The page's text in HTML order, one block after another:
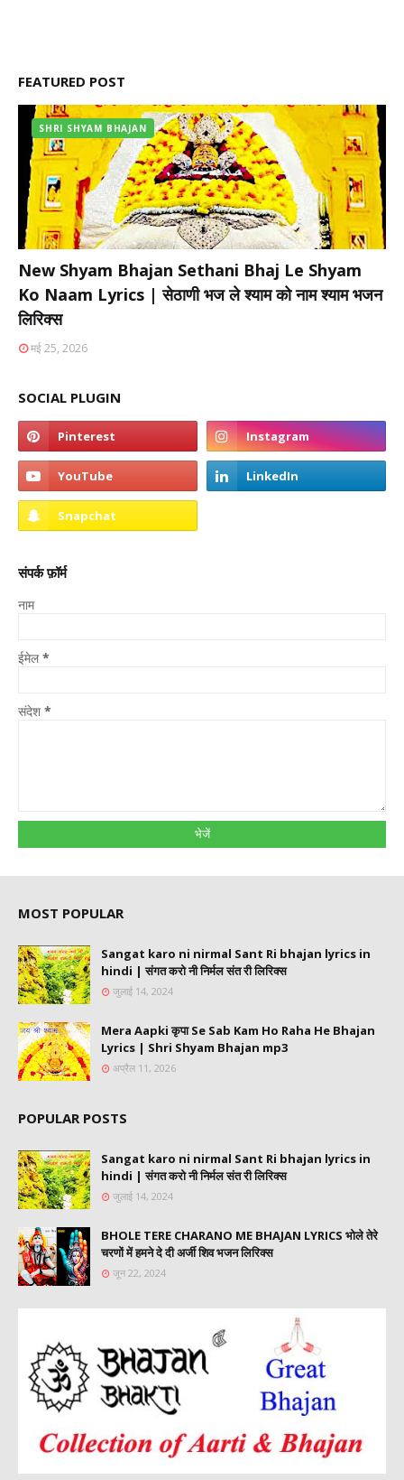
FEATURED POST
SHRI SHYAM BHAJAN
New Shyam Bhajan Sethani Bhaj Le Shyam
Ko Naam Lyrics | सेठाणी भज ले श्याम को नाम श्याम भजन
लिरिक्स
मई 25, 2026
SOCIAL PLUGIN
संपर्क फ़ॉर्म
नाम
ईमेल*
संदेश *
MOST POPULAR
Sangat karo ni nirmal Sant Ri bhajan lyrics in
hindi | संगत करो नी निर्मल संत री लिरिक्स
जुलाई 14, 2024
Mera Aapki कृपा Se Sab Kam Ho Raha He Bhajan
Lyrics | Shri Shyam Bhajan mp3
अप्रैल 11, 2026
POPULAR POSTS
Sangat karo ni nirmal Sant Ri bhajan lyrics in
hindi | संगत करो नी निर्मल संत री लिरिक्स
जुलाई 14, 2024
BHOLE TERE CHARANO ME BHAJAN LYRICS भोले तेरे
चरणों में हमने दे दी अर्जी शिव भजन लिरिक्स
जून 22, 2024